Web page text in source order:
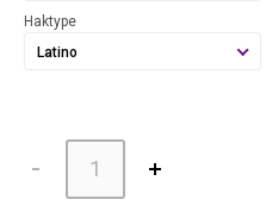
Haktype
Latino